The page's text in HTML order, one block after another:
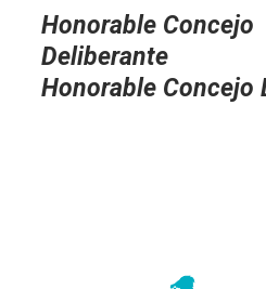
Honorable Concejo
Honorable Concejo